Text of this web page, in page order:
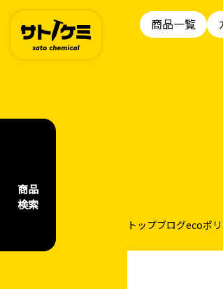
商品一覧
商品
検索
トップブログecoポ